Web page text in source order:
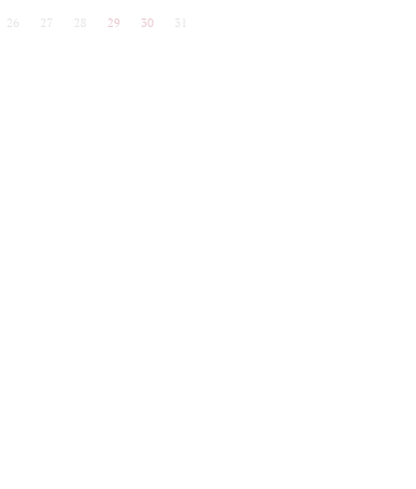
26 27 28 29 30 31